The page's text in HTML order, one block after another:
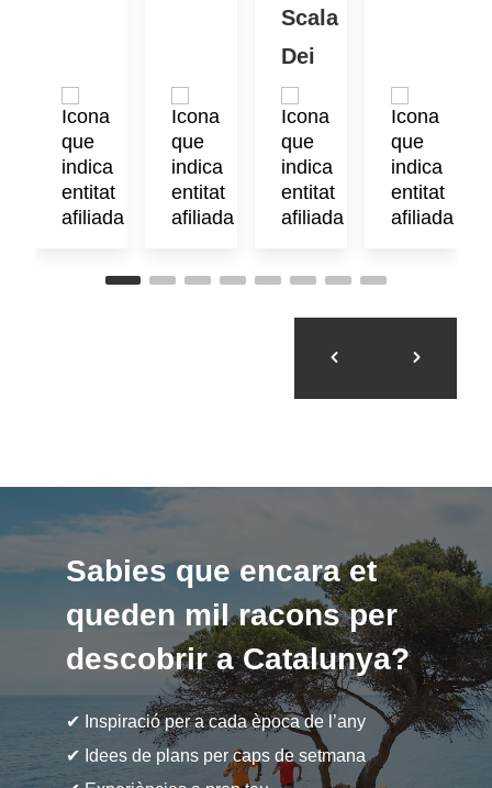
Scala
Dei
Sabies que encara et
queden mil racons per
descobrir a Catalunya?
✔ Inspiració per a cada època de l’any
✔ Idees de plans per caps de setmana